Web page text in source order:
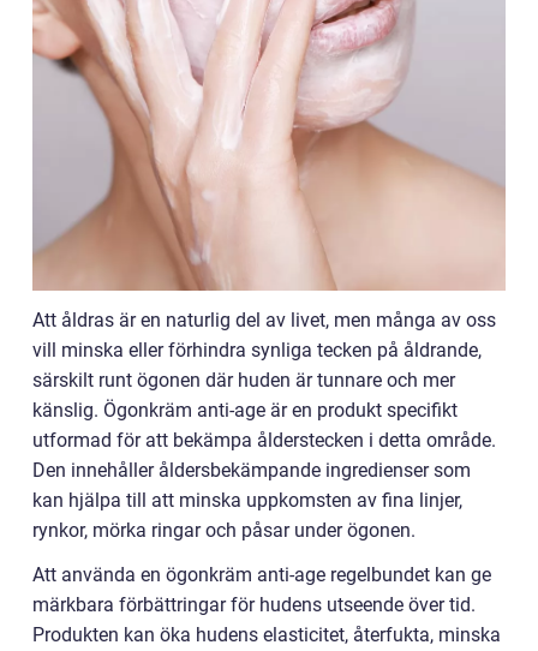
Att åldras är en naturlig del av livet, men många av oss
vill minska eller förhindra synliga tecken på åldrande,
särskilt runt ögonen där huden är tunnare och mer
känslig. Ögonkräm anti-age är en produkt specifikt
utformad för att bekämpa ålderstecken i detta område.
Den innehåller åldersbekämpande ingredienser som
kan hjälpa till att minska uppkomsten av fina linjer,
rynkor, mörka ringar och påsar under ögonen.
Att använda en ögonkräm anti-age regelbundet kan ge
märkbara förbättringar för hudens utseende över tid.
Produkten kan öka hudens elasticitet, återfukta, minska